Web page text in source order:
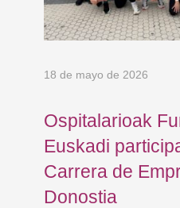
18 de mayo de 2026
Ospitalarioak
Euskadi
Carrera de
Donostia